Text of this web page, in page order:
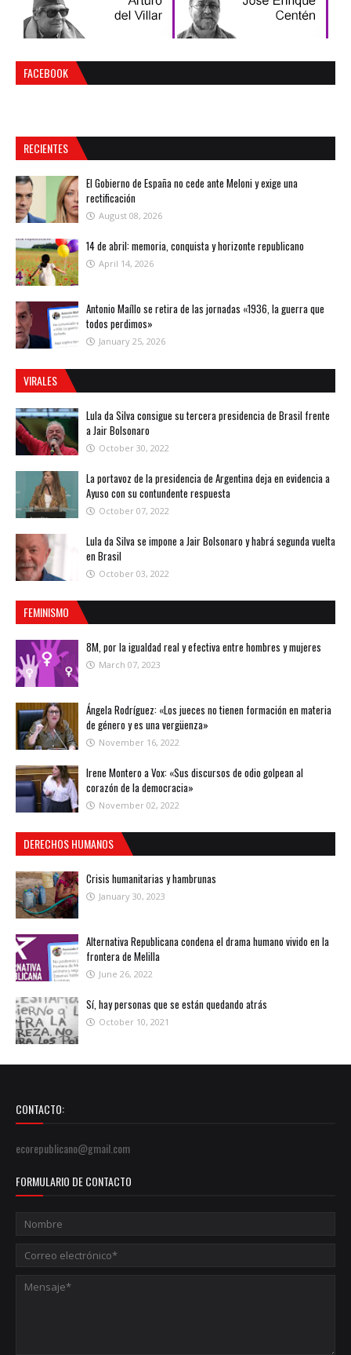
FACEBOOK
RECIENTES
El Gobierno de España no cede ante Meloni y exige una
rectificación
August 08, 2026
14 de abril: memoria, conquista y horizonte republicano
April 14, 2026
Antonio Maíllo se retira de las jornadas «1936, la guerra que
todos perdimos»
January 25, 2026
VIRALES
Lula da Silva consigue su tercera presidencia de Brasil frente
a Jair Bolsonaro
October 30, 2022
La portavoz de la presidencia de Argentina deja en evidencia a
Ayuso con su contundente respuesta
October 07, 2022
Lula da Silva se impone a Jair Bolsonaro y habrá segunda vuelta
en Brasil
October 03, 2022
FEMINISMO
8M, por la igualdad real y efectiva entre hombres y mujeres
March 07, 2023
Ángela Rodríguez: «Los jueces no tienen formación en materia
de género y es una vergüenza»
November 16, 2022
Irene Montero a Vox: «Sus discursos de odio golpean al
corazón de la democracia»
November 02, 2022
DERECHOS HUMANOS
Crisis humanitarias y hambrunas
January 30, 2023
Alternativa Republicana condena el drama humano vivido en la
frontera de Melilla
June 26, 2022
Sí, hay personas que se están quedando atrás
October 10, 2021
CONTACTO:
ecorepublicano@gmail.com
FORMULARIO DE CONTACTO